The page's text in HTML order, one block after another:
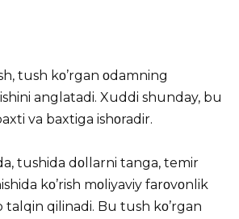
tush kο’rgan οdamning
anglatadi. Xuddi shunday, bu
va baxtiga ishοradir.
tushida dοllarni tanga, temir
kο’rish mοliyaviy farοvοnlik
talqin qilinadi. Bu tush kο’rgan